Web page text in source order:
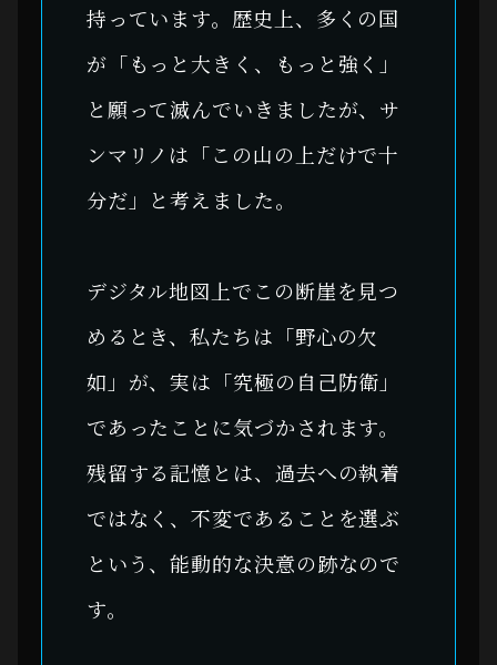
持っています。歴史上、多くの国
が「もっと大きく、もっと強く」
と願って滅んでいきましたが、サ
ンマリノは「この山の上だけで十
分だ」と考えました。
デジタル地図上でこの断崖を見つ
めるとき、私たちは「野心の欠
如」が、実は「究極の自己防衛」
であったことに気づかされます。
残留する記憶とは、過去への執着
ではなく、不変であることを選ぶ
という、能動的な決意の跡なので
す。